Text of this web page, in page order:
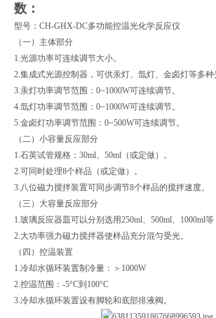
数：
型号：CH-GHX-DC多功能控温光化学反应仪
（一）主体部分
1.光源功率可连续调节大小。
2.集成式光源控制器，可供汞灯、氙灯、金卤灯等多种
3.汞灯功率调节范围：0~1000W可连续调节。
4.氙灯功率调节范围：0~1000W可连续调节。
5.金卤灯功率调节范围：0~500W可连续调节。
（二）小容量反应部分
1.石英试管规格：30ml、50ml（或定做）。
2.可同时处理8个样品（或定做）。
3.八位磁力搅拌装置可同步调节8个样品的搅拌速度。
（三）大容量反应部分
1.玻璃反应器皿可以分别选用250ml、500ml、1000ml等
2.大功率强力磁力搅拌器使样品充分混匀受光。
（四）控温装置
1.冷却水循环装置制冷量：＞1000W
2.控温范围：-5°C到100°C
3.冷却水循环装置设有脚轮和底部排液阀。